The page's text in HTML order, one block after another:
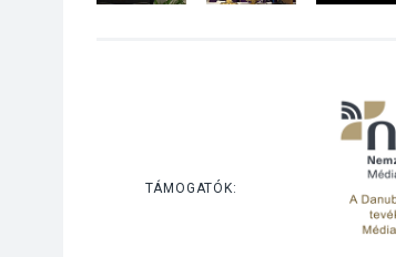
TÁMOGATÓK: